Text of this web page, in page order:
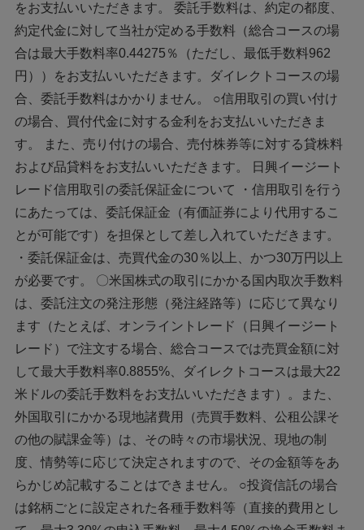
をお支払いいただきます。 委託手数料は、約定の都度、
約定代金に対して当社が定める手数料（総合コースの場
合は最大手数料率0.44275％（ただし、最低手数料962
円））をお支払いいただきます。ダイレクトコースの場
合、委託手数料はかかりません。 ○信用取引の買い付け
の場合、買付代金に対する金利をお支払いいただきま
す。 また、売り付けの場合、売付株券等に対する貸株料
および品貸料をお支払いいただきます。 日興イージート
レード信用取引の委託保証金について ・信用取引を行う
にあたっては、委託保証金（有価証券により代用するこ
とが可能です）を担保として差し入れていただきます。
・委託保証金は、売買代金の30％以上、かつ30万円以上
が必要です。 〇米国株式の取引にかかる国内取次手数料
は、委託注文の発注形態（発注経路等）に応じて異なり
ます（たとえば、オンライントレード（日興イージート
レード）で注文する場合、総合コースでは売買金額に対
して最大手数料率0.8855%、ダイレクトコースは最大22
米ドルの委託手数料をお支払いいただきます）。また、
外国取引にかかる現地諸費用（売買手数料、公租公課そ
の他の賦課金等）は、その時々の市場状況、現地の制
度、情勢等に応じて決定されますので、その金額等をあ
らかじめ記載することはできません。 ○投資信託の場合
は銘柄ごとに設定された各種手数料等（直接的費用とし